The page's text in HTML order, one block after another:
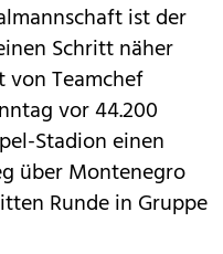
ist der
Schritt näher
von Teamchef
vor 44.200
Stadion einen
über Montenegro
Runde in Gruppe